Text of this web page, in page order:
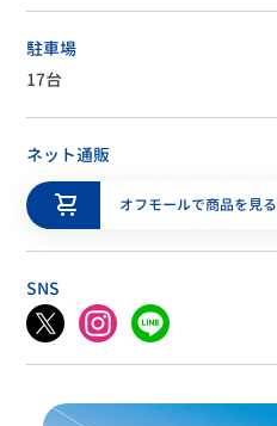
駐車場
17台
ネット通販
オフモールで商品を見る
SNS